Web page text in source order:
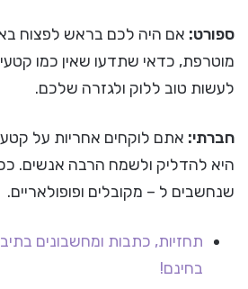
ספורט: אם היה לכם בראש לפצוח
מוטרפת, כדאי שתדעו שאין כמו
לעשות טוב ללוק ולגזרה שלכם.
חברתי: אתם לוקחים אחריות על
היא להדליק ולשמח הרבה אנשים.
שנחשבים ל – מקובלים ופופולאריים.
תחזיות, כתבות ומחשבונים
בחינם!